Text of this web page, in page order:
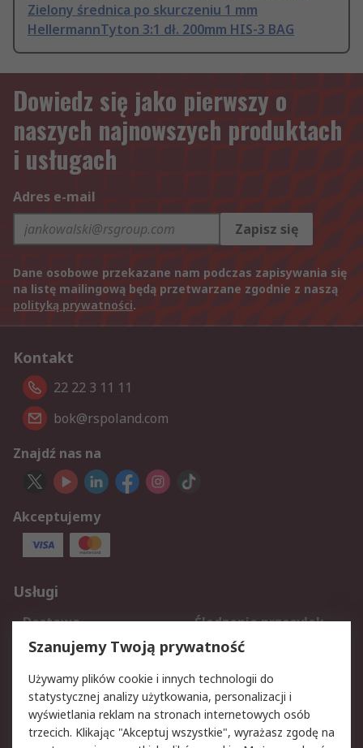
Zielony średnica po skurczeniu 1 mm
HellermannTyton 3:1 dł. 200mm HIS-3 BAG
Dowiedz się jako pierwszy o
naszych najnowszych produktach
i usługach
Adres e-mail
Zapisz się
Dane osobowe przekazane nam podczas zapisywania się
na listę mailingową będą przetwarzane zgodnie z naszą
polityką prywatności.
Kontakt
22 22 3 11 11
bok@rspoland.com
Znajdź nas na
Akceptujemy
Usługi
Dostawa
Śledzenie przesyłek
Reklamacje i zwroty
Rejestracja
Aspekty prawne
Bezpieczeństwo e- Polityka dotycząca
Szanujemy Twoją prywatność
Używamy plików cookie i innych technologii do
statystycznej analizy użytkowania, personalizacji i
wyświetlania reklam na stronach internetowych osób
trzecich. Klikając "Akceptuj wszystkie", wyrażasz zgodę na